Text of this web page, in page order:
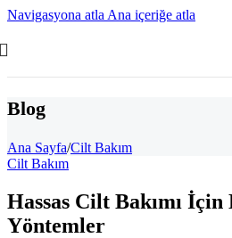
Navigasyona atla Ana içeriğe atla
Blog
Ana Sayfa/Cilt Bakım
Cilt Bakım
Hassas Cilt Bakımı
Yöntemler